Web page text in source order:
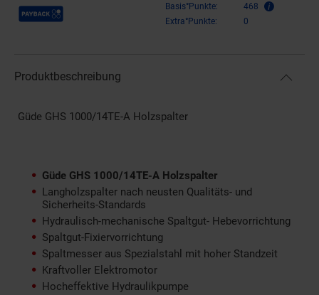
Payback Punkte Basis°Punkte:
468
Extra°Punkte:
0
Produktbeschreibung
Güde GHS 1000/14TE-A Holzspalter
Güde GHS 1000/14TE-A Holzspalter
Langholzspalter nach neusten Qualitäts- und
Sicherheits-Standards
Hydraulisch-mechanische Spaltgut- Hebevorrichtung
Spaltgut-Fixiervorrichtung
Spaltmesser aus Spezialstahl mit hoher Standzeit
Kraftvoller Elektromotor
Hocheffektive Hydraulikpumpe